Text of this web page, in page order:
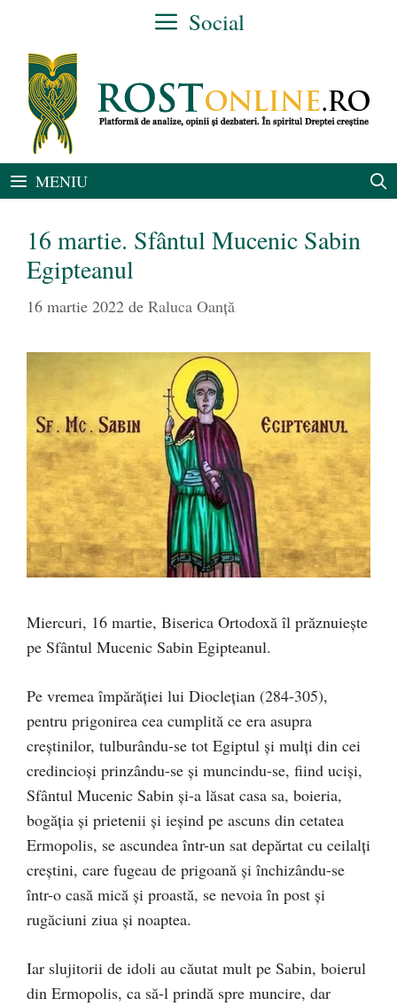
conținut
Social
MENIU
16 martie. Sfântul Mucenic Sabin
Egipteanul
16 martie 2022 de Raluca Oanță
Miercuri, 16 martie, Biserica Ortodoxă îl prăznuiește
pe Sfântul Mucenic Sabin Egipteanul.
Pe vremea împărăției lui Dioclețian (284-305),
pentru prigonirea cea cumplită ce era asupra
creștinilor, tulburându-se tot Egiptul și mulți din cei
credincioși prinzându-se și muncindu-se, fiind uciși,
Sfântul Mucenic Sabin și-a lăsat casa sa, boieria,
bogăția și prietenii și ieșind pe ascuns din cetatea
Ermopolis, se ascundea într-un sat depărtat cu ceilalți
creștini, care fugeau de prigoană și închizându-se
într-o casă mică și proastă, se nevoia în post și
rugăciuni ziua și noaptea.
Iar slujitorii de idoli au căutat mult pe Sabin, boierul
din Ermopolis, ca să-l prindă spre muncire, dar